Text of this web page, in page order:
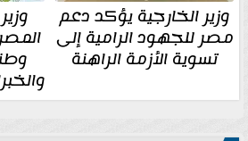
وزير الخارجية يؤكد دعم
مصر للجهود الرامية إلى
تسوية الأزمة الراهنة